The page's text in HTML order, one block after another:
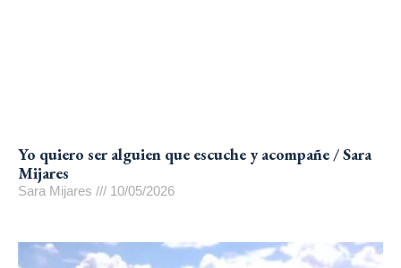
Yo quiero ser alguien que escuche y acompañe / Sara
Mijares
Sara Mijares 10/05/2026